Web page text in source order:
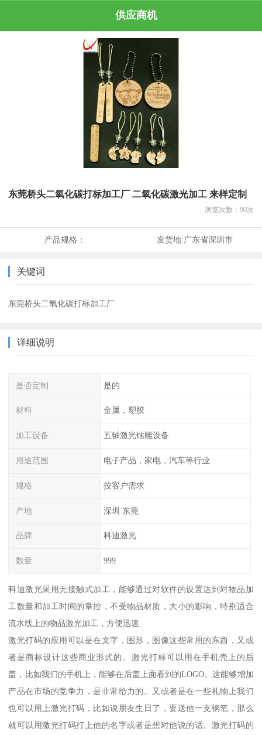
供应商机
东莞桥头二氧化碳打标加工厂 二氧化碳激光加工 来样定制
浏览次数： 90次
产品规格： 发货地:广东省深圳市
关键词
东莞桥头二氧化碳打标加工厂
详细说明
是否定制 是的
材料 金属，塑胶
加工设备 五轴激光镭雕设备
用途范围 电子产品，家电，汽车等行业
规格 按客户需求
产地 深圳 东莞
品牌 科迪激光
数量 999
科迪激光采用无接触式加工，能够通过对软件的设置达到对物品加
工数量和加工时间的掌控，不受物品材质，大小的影响，特别适合
流水线上的物品激光加工，方便迅速
激光打码的应用可以是在文字，图形，图像这些常用的东西，又或
者是商标设计这些商业形式的。激光打标可以用在手机壳上的后
盖，比如我们的手机上，能够在后盖上面看到的LOGO。这能够增加
产品在市场的竞争力，是非常给力的。又或者是在一些礼物上我们
也可以用上激光打码，比如说朋友生日了，要送他一支钢笔，那么
就可以用激光打码打上他的名字或者是想对他说的话。激光打码的